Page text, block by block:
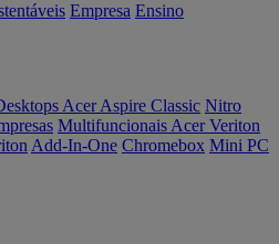
Empresa Ensino
Acer Aspire Classic Nitro
Multifuncionais Acer Veriton
Add-In-One Chromebox Mini PC